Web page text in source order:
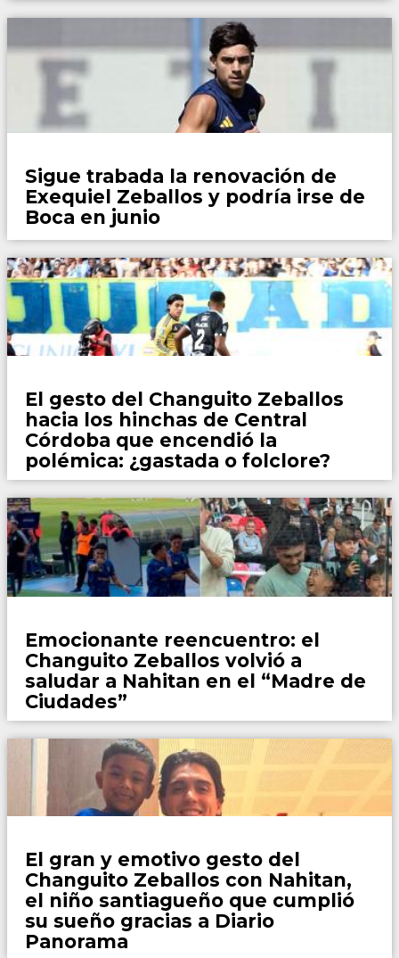
Sigue trabada la renovación de
Exequiel Zeballos y podría irse de
Boca en junio
El gesto del Changuito Zeballos
hacia los hinchas de Central
Córdoba que encendió la
polémica: ¿gastada o folclore?
Emocionante reencuentro: el
Changuito Zeballos volvió a
saludar a Nahitan en el “Madre de
Ciudades”
El gran y emotivo gesto del
Changuito Zeballos con Nahitan,
el niño santiagueño que cumplió
su sueño gracias a Diario
Panorama